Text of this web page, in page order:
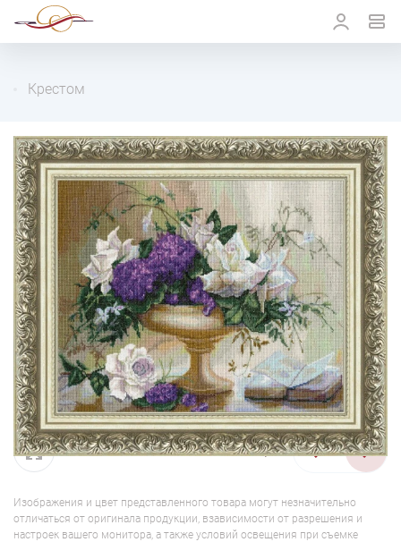
Крестом
1/2
Изображения и цвет представленного товара могут незначительно
отличаться от оригинала продукции, взависимости от разрешения и
настроек вашего монитора, а также условий освещения при съемке